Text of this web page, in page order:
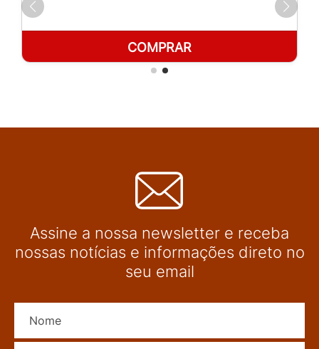
COMPRAR
Assine a nossa newsletter e receba
nossas notícias e informações direto no
seu email